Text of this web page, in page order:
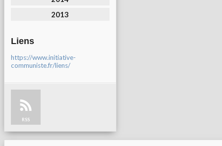
2013
Liens
https://www.initiative-
communiste.fr/liens/
RSS